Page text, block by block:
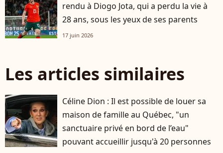
rendu à Diogo Jota, qui a perdu la vie à
28 ans, sous les yeux de ses parents
17 juin 2026
Les articles similaires
Céline Dion : Il est possible de louer sa
maison de famille au Québec, "un
sanctuaire privé en bord de l’eau"
pouvant accueillir jusqu'à 20 personnes